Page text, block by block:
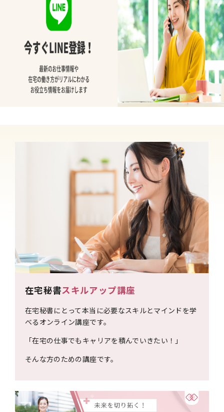
在宅秘書スキルアップ講座
在宅秘書にとって本当に必要なスキルとマインドを学
べるオンライン講座です。
「在宅の仕事でもキャリアを積んでいきたい！」
そんな方のための講座です。